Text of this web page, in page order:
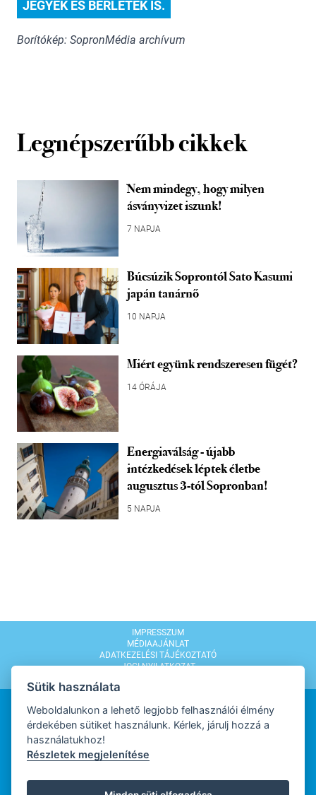
JEGYEK ÉS BÉRLETEK IS.
Borítókép: SopronMédia archívum
Legnépszerűbb cikkek
Nem mindegy, hogy milyen
ásványvizet iszunk!
7 NAPJA
Búcsúzik Soprontól Sato Kasumi
japán tanárnő
10 NAPJA
Miért együnk rendszeresen fügét?
14 ÓRÁJA
Energiaválság - újabb
intézkedések léptek életbe
augusztus 3-tól Sopronban!
5 NAPJA
IMPRESSZUM
MÉDIAAJÁNLAT
ADATKEZELÉSI TÁJÉKOZTATÓ
JOGI NYILATKOZAT
WEBDESIGN
Sütik használata
Weboldalunkon a lehető legjobb felhasználói élmény
érdekében sütiket használunk. Kérlek, járulj hozzá a
használatukhoz!
Részletek megjelenítése